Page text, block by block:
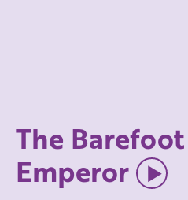
The Barefoot
Emperor